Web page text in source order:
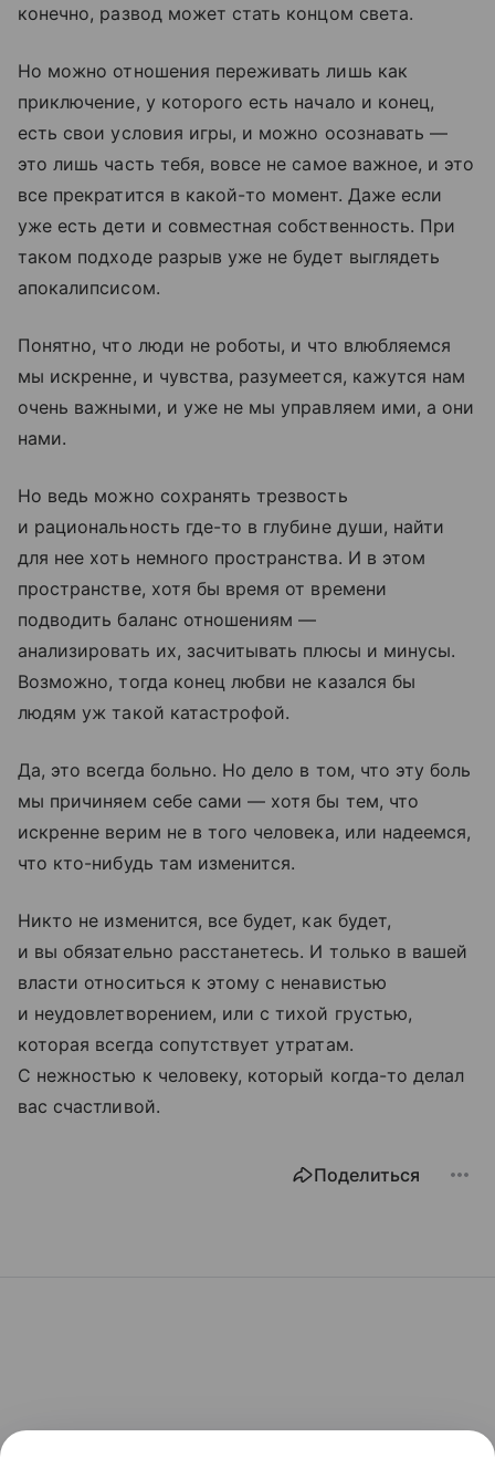
конечно, развод может стать концом света.
Но можно отношения переживать лишь как
приключение, у которого есть начало и конец,
есть свои условия игры, и можно осознавать —
это лишь часть тебя, вовсе не самое важное, и это
все прекратится в какой-то момент. Даже если
уже есть дети и совместная собственность. При
таком подходе разрыв уже не будет выглядеть
апокалипсисом.
Понятно, что люди не роботы, и что влюбляемся
мы искренне, и чувства, разумеется, кажутся нам
очень важными, и уже не мы управляем ими, а они
нами.
Но ведь можно сохранять трезвость
и рациональность где-то в глубине души, найти
для нее хоть немного пространства. И в этом
пространстве, хотя бы время от времени
подводить баланс отношениям —
анализировать их, засчитывать плюсы и минусы.
Возможно, тогда конец любви не казался бы
людям уж такой катастрофой.
Да, это всегда больно. Но дело в том, что эту боль
мы причиняем себе сами — хотя бы тем, что
искренне верим не в того человека, или надеемся,
что кто-нибудь там изменится.
Никто не изменится, все будет, как будет,
и вы обязательно расстанетесь. И только в вашей
власти относиться к этому с ненавистью
и неудовлетворением, или с тихой грустью,
которая всегда сопутствует утратам.
С нежностью к человеку, который когда-то делал
вас счастливой.
Поделиться